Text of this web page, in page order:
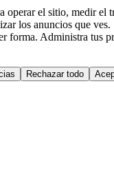
operar el sitio, medir
los anuncios que ves.
forma. Administra tus
Rechazar todo